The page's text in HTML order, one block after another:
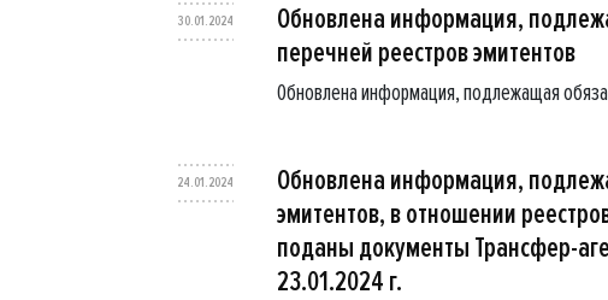
30.01.2024
Обновлена информация,
перечней реестров эмитентов
Обновлена информация, подлежащая
24.01.2024
Обновлена информация,
эмитентов, в отношении
поданы документы Трансфер-
23.01.2024 г.